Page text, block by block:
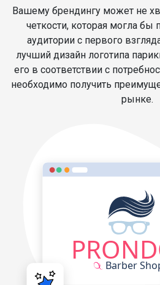
Вашему брендингу может не
четкости, которая могла
аудитории с первого
лучший дизайн логотипа
его в соответствии с
необходимо получить
рынке.